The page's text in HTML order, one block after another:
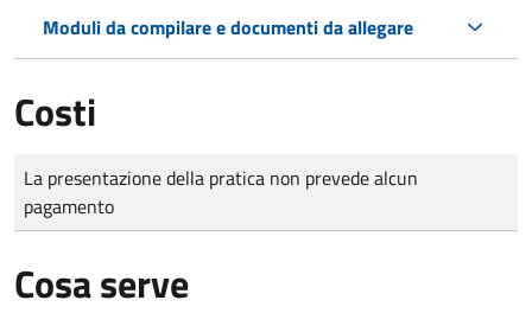
Moduli da compilare e documenti da allegare
Costi
Tipo di pagamento
Importo
La presentazione della pratica non prevede alcun
pagamento
Cosa serve